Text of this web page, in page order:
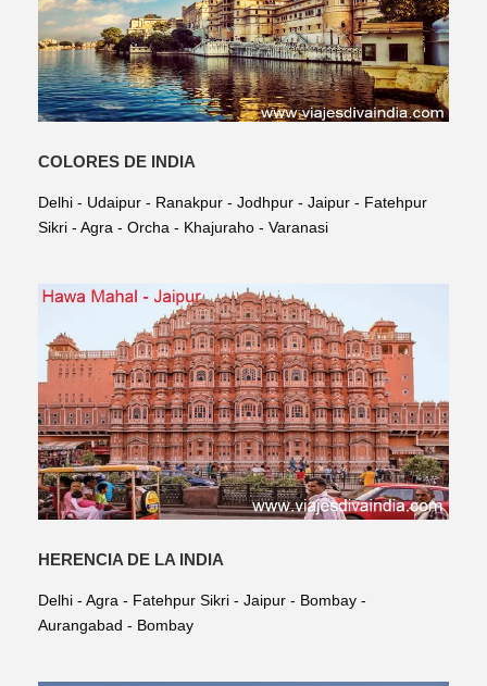
COLORES DE INDIA
Delhi - Udaipur - Ranakpur - Jodhpur - Jaipur - Fatehpur
Sikri - Agra - Orcha - Khajuraho - Varanasi
HERENCIA DE LA INDIA
Delhi - Agra - Fatehpur Sikri - Jaipur - Bombay -
Aurangabad - Bombay